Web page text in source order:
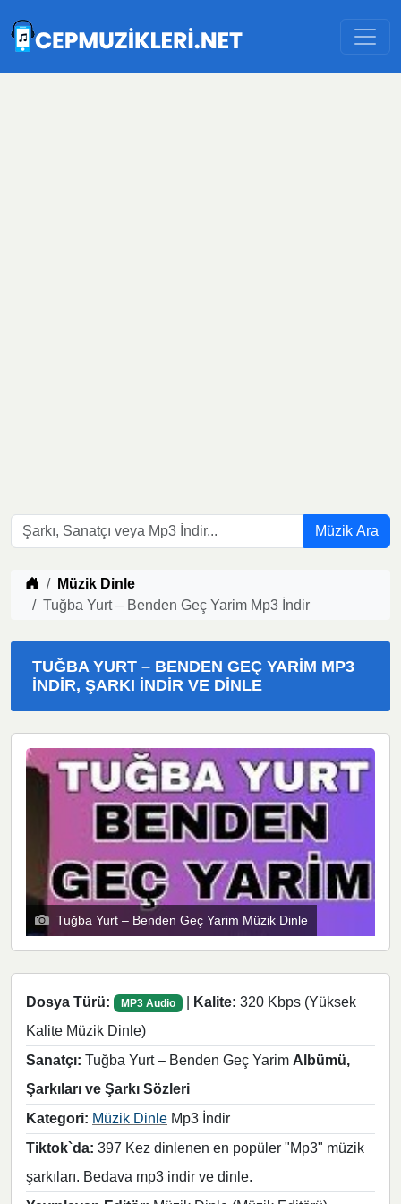
Müzik Ara
Müzik indir
Müzik Dinle
Tuğba Yurt – Benden Geç Yarim Mp3 İndir
TUĞBA YURT – BENDEN GEÇ YARIM MP3
İNDIR, ŞARKI İNDIR VE DINLE
Tuğba Yurt – Benden Geç Yarim Müzik Dinle
Dosya Türü: MP3 Audio | Kalite: 320 Kbps (Yüksek
Kalite Müzik Dinle)
Sanatçı: Tuğba Yurt – Benden Geç Yarim Albümü,
Şarkıları ve Şarkı Sözleri
Kategori: Müzik Dinle Mp3 İndir
Tiktok`da: 397 Kez dinlenen en popüler "Mp3" müzik
şarkıları. Bedava mp3 indir ve dinle.